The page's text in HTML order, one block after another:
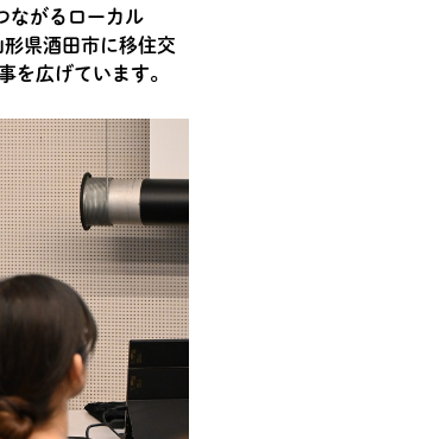
ながるローカル
県酒田市に移住交
を広げています。